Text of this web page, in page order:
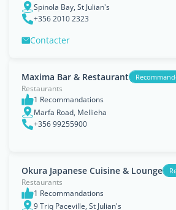
Spinola Bay, St Julian's
+356 2010 2323
Contacter
Maxima Bar & Restaurant
Restaurants
1 Recommandations
Marfa Road, Mellieha
+356 99255900
Okura Japanese Cuisine & Lounge
Restaurants
1 Recommandations
9 Triq Paceville, St Julian's